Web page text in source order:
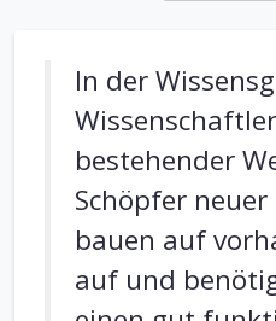
In der
bestehender
Schöpfer
bauen auf
auf und